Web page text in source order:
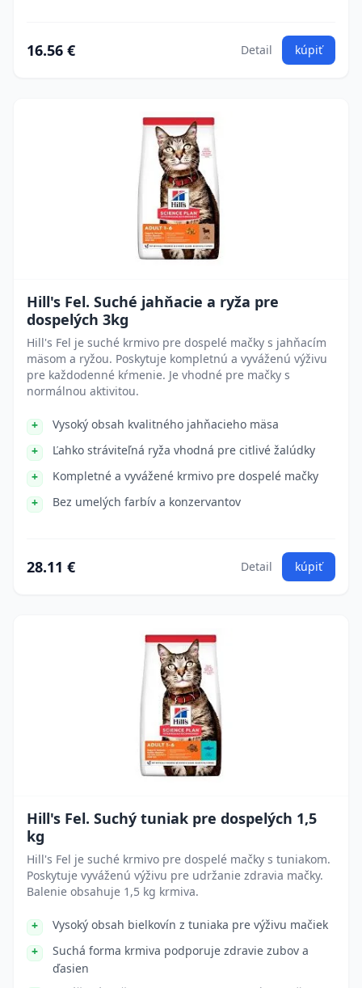
16.56 € Detail kúpiť
Hill's Fel. Suché jahňacie a ryža pre
dospelých 3kg
Hill's Fel je suché krmivo pre dospelé mačky s jahňacím
mäsom a ryžou. Poskytuje kompletnú a vyváženú výživu
pre každodenné kŕmenie. Je vhodné pre mačky s
normálnou aktivitou.
Vysoký obsah kvalitného jahňacieho mäsa
Ľahko stráviteľná ryža vhodná pre citlivé žalúdky
Kompletné a vyvážené krmivo pre dospelé mačky
Bez umelých farbív a konzervantov
28.11 € Detail kúpiť
Hill's Fel. Suchý tuniak pre dospelých 1,5
kg
Hill's Fel je suché krmivo pre dospelé mačky s tuniakom.
Poskytuje vyváženú výživu pre udržanie zdravia mačky.
Balenie obsahuje 1,5 kg krmiva.
Vysoký obsah bielkovín z tuniaka pre výživu mačiek
Suchá forma krmiva podporuje zdravie zubov a
ďasien